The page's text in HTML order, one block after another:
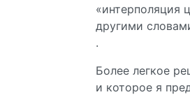
«интерполяция
другими
.
Более легкое
и которое я